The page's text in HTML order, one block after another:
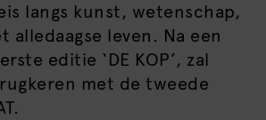
langs kunst, wetenschap,
leven. Na een
editie ‘DE KOP’, zal
met de tweede